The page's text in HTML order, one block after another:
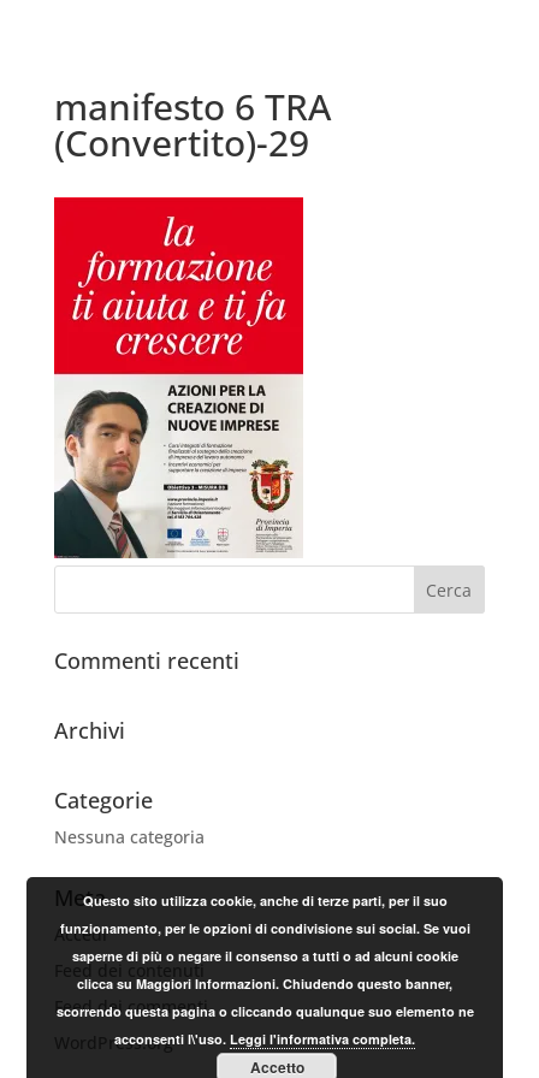
manifesto 6 TRA
(Convertito)-29
Commenti recenti
Archivi
Categorie
Nessuna categoria
Meta
Accedi
Feed dei contenuti
Feed dei commenti
WordPress.org
Questo sito utilizza cookie, anche di terze parti, per il suo
funzionamento, per le opzioni di condivisione sui social. Se vuoi
saperne di più o negare il consenso a tutti o ad alcuni cookie
clicca su Maggiori Informazioni. Chiudendo questo banner,
scorrendo questa pagina o cliccando qualunque suo elemento ne
acconsenti l\'uso.Leggi l'informativa completa.
Accetto